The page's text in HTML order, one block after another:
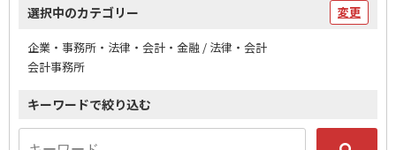
選択中のカテゴリー 変更
企業・事務所・法律・会計・金融 / 法律・会計
会計事務所
キーワードで絞り込む